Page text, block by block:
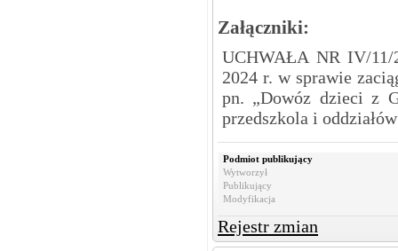
Załączniki:
UCHWAŁA NR IV/
2024 r. w sprawie
pn. „Dowóz dzieci z
przedszkola i
Podmiot publikujący
Wytworzył
Publikujący
Modyfikacja
Rejestr zmian